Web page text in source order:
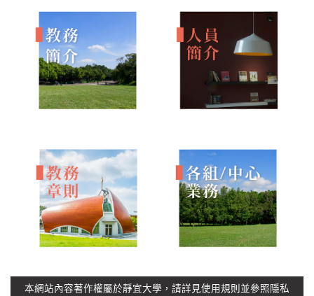
本網站內容著作權屬於靜宜大學，請詳見使用規則 並參照 隱私